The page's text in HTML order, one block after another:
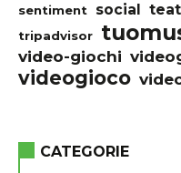
sentiment social
tripadvisor
video-giochi
videogioco
CATEGORIE